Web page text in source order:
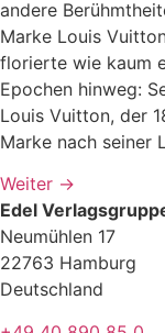
andere
Marke Louis
florierte wie kaum
Epochen hinweg:
Louis Vuitton, der
Marke nach seiner
Weiter →
Edel
Neumühlen 17
22763 Hamburg
Deutschland